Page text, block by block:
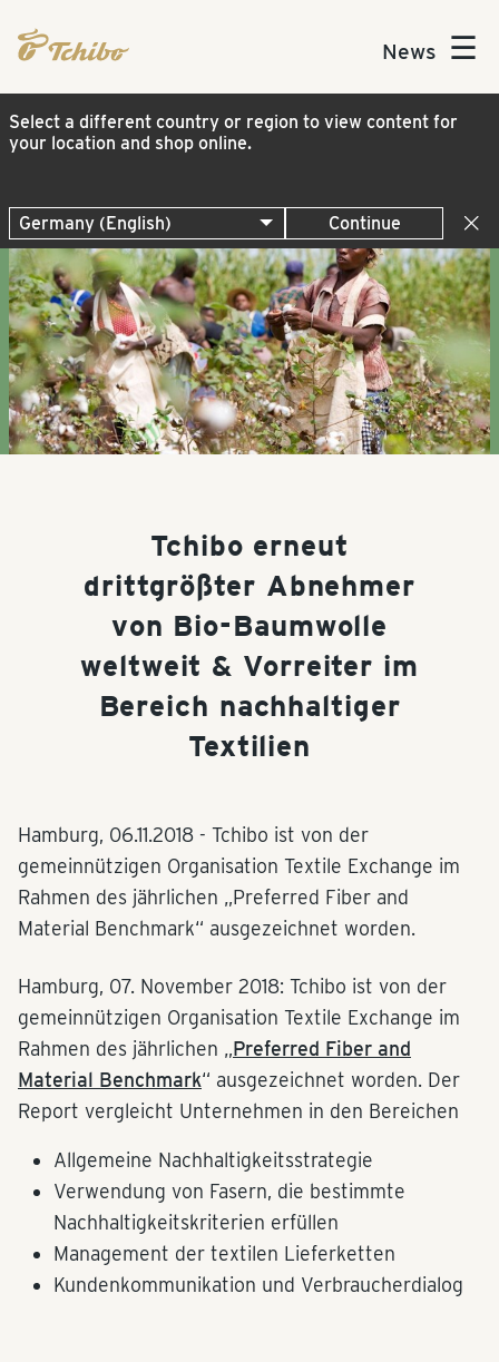
News ☰
Select a different country or region to view content for
your location and shop online.
Continue
Tchibo erneut
drittgrößter Abnehmer
von Bio-Baumwolle
weltweit & Vorreiter im
Bereich nachhaltiger
Textilien
Hamburg, 06.11.2018 - Tchibo ist von der
gemeinnützigen Organisation Textile Exchange im
Rahmen des jährlichen „Preferred Fiber and
Material Benchmark“ ausgezeichnet worden.
Hamburg, 07. November 2018: Tchibo ist von der
gemeinnützigen Organisation Textile Exchange im
Rahmen des jährlichen „Preferred Fiber and
Material Benchmark“ ausgezeichnet worden. Der
Report vergleicht Unternehmen in den Bereichen
Allgemeine Nachhaltigkeitsstrategie
Verwendung von Fasern, die bestimmte
Nachhaltigkeitskriterien erfüllen
Management der textilen Lieferketten
Kundenkommunikation und Verbraucherdialog